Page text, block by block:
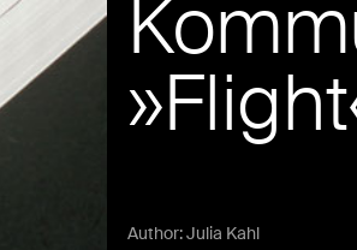
Author:Julia Kahl